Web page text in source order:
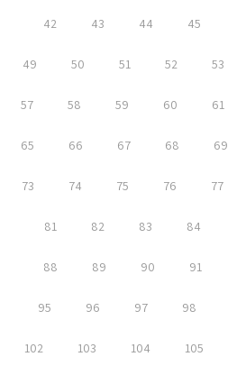
42 43 44 45
49 50 51 52 53
57 58 59 60 61
65 66 67 68 69
73 74 75 76 77
81 82 83 84
88 89 90 91
95 96 97 98
102 103 104 105